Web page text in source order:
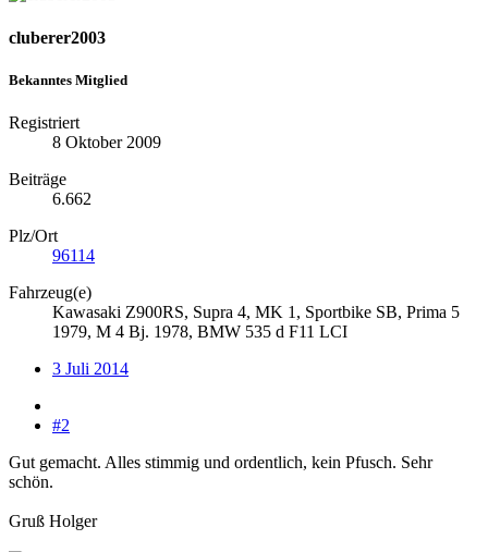
cluberer2003
Bekanntes Mitglied
Registriert
8 Oktober 2009
Beiträge
6.662
Plz/Ort
96114
Fahrzeug(e)
Kawasaki Z900RS, Supra 4, MK 1, Sportbike SB, Prima 5
1979, M 4 Bj. 1978, BMW 535 d F11 LCI
3 Juli 2014
#2
Gut gemacht. Alles stimmig und ordentlich, kein Pfusch. Sehr
schön.
Gruß Holger